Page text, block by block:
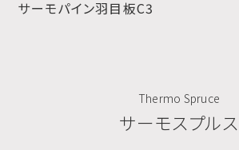
サーモパイン羽目板C3
Thermo Spruce
サーモスプルス